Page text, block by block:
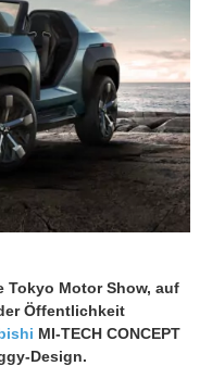
Motor Show, auf
Öffentlichkeit
MI-TECH CONCEPT
Design.